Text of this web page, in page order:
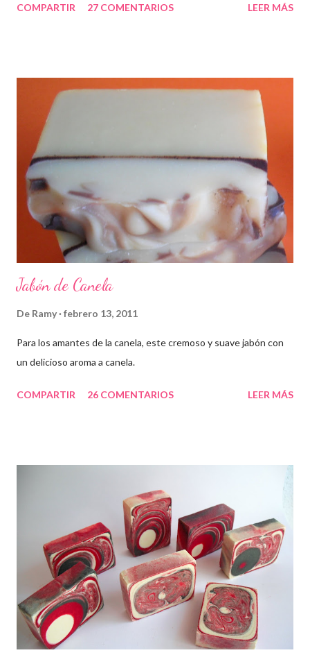
COMPARTIR 27 COMENTARIOS LEER MÁS
Jabón de Canela
De Ramy febrero 13, 2011
Para los amantes de la canela, este cremoso y suave jabón con
un delicioso aroma a canela.
COMPARTIR 26 COMENTARIOS LEER MÁS